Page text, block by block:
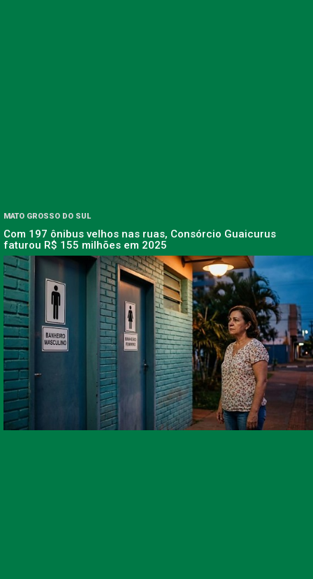
MATO GROSSO DO SUL
Com 197 ônibus velhos nas ruas, Consórcio Guaicurus
faturou R$ 155 milhões em 2025